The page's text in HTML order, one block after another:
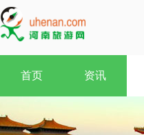
首页 资讯